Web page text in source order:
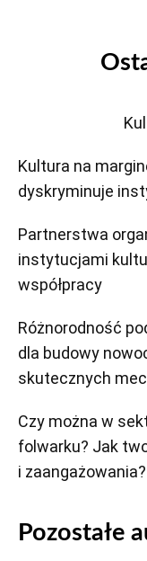
Kultura na
dyskryminuje
Partnerstwa
instytucjami
współpracy
Różnorodność
dla budowy
skutecznych
Czy można w
folwarku? Jak
i zaangażowania?
Pozostałe